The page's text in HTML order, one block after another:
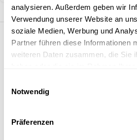
analysieren. Außerdem geben wir
Verwendung unserer Website an
soziale Medien, Werbung und
Partner führen diese Informationen
weiteren Daten zusammen, die Sie
Notwendig
Präferenzen